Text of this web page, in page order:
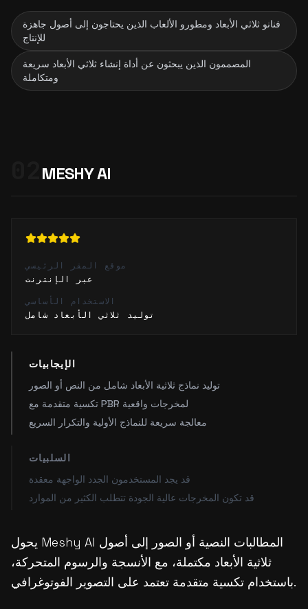
فنانو ثلاثي الأبعاد ومطورو الألعاب الذين يحتاجون إلى أصول جاهزة
للإنتاج
المصممون الذين يبحثون عن أداة إنشاء ثلاثي الأبعاد سريعة
ومتكاملة
MESHY AI
موقع المقر الرئيسي
عبر الإنترنت
الاستخدام الأساسي
توليد ثلاثي الأبعاد شامل
الإيجابيات
توليد نماذج ثلاثية الأبعاد شامل من النص أو الصور
تكسية متقدمة مع PBR لمخرجات واقعية
معالجة سريعة للنماذج الأولية والتكرار السريع
السلبيات
قد يجد المستخدمون الجدد الواجهة معقدة
قد تكون المخرجات عالية الجودة تتطلب الكثير من الموارد
يحول Meshy AI المطالبات النصية أو الصور إلى أصول
ثلاثية الأبعاد مكتملة، مع الأنسجة والرسوم المتحركة،
باستخدام تكسية متقدمة تعتمد على التصوير الفوتوغرافي.